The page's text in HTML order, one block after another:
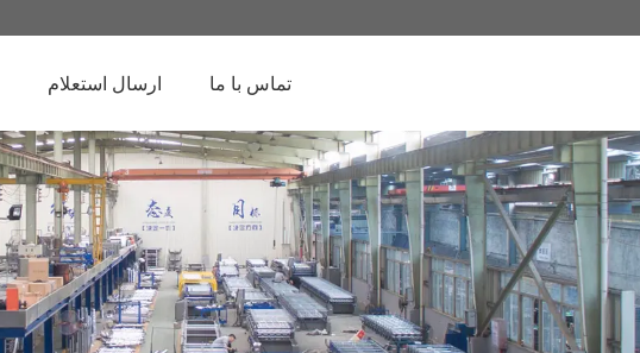
ارسال استعلام تماس با ما